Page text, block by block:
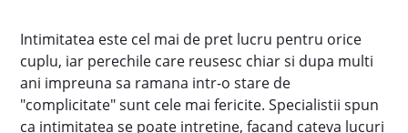
Intimitatea este cel mai de pret lucru pentru orice
cuplu, iar perechile care reusesc chiar si dupa multi
ani impreuna sa ramana intr-o stare de
"complicitate" sunt cele mai fericite. Specialistii spun
ca intimitatea se poate intretine, facand cateva lucuri